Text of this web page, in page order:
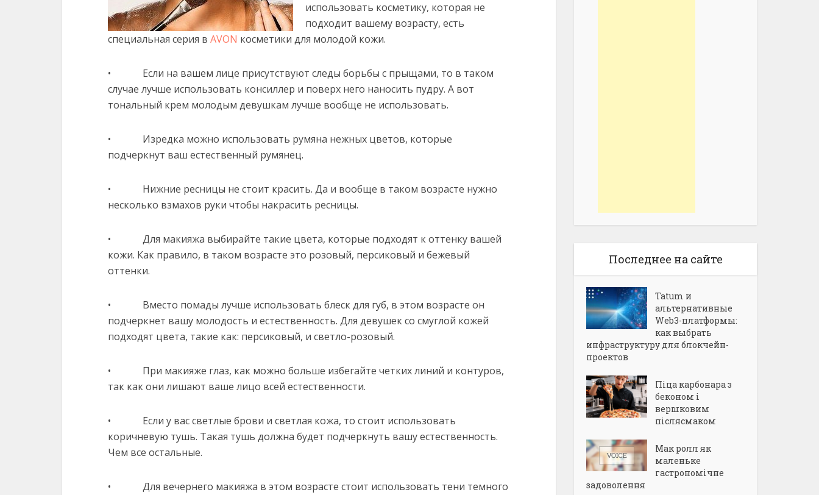
использовать косметику, которая не
подходит вашему возрасту, есть
специальная серия в AVON косметики для молодой кожи.
• Если на вашем лице присутствуют следы борьбы с прыщами, то в таком
случае лучше использовать консиллер и поверх него наносить пудру. А вот
тональный крем молодым девушкам лучше вообще не использовать.
• Изредка можно использовать румяна нежных цветов, которые
подчеркнут ваш естественный румянец.
• Нижние ресницы не стоит красить. Да и вообще в таком возрасте нужно
несколько взмахов руки чтобы накрасить ресницы.
• Для макияжа выбирайте такие цвета, которые подходят к оттенку вашей
кожи. Как правило, в таком возрасте это розовый, персиковый и бежевый
оттенки.
• Вместо помады лучше использовать блеск для губ, в этом возрасте он
подчеркнет вашу молодость и естественность. Для девушек со смуглой кожей
подходят цвета, такие как: персиковый, и светло-розовый.
• При макияже глаз, как можно больше избегайте четких линий и контуров,
так как они лишают ваше лицо всей естественности.
• Если у вас светлые брови и светлая кожа, то стоит использовать
коричневую тушь. Такая тушь должна будет подчеркнуть вашу естественность.
Чем все остальные.
• Для вечернего макияжа в этом возрасте стоит использовать тени темного
Последнее на сайте
Tatum и
альтернативные
Web3-платформы:
как выбрать
инфраструктуру для блокчейн-
проектов
Піца карбонара з
беконом і
вершковим
післясмаком
Мак ролл як
маленьке
гастрономічне
задоволення